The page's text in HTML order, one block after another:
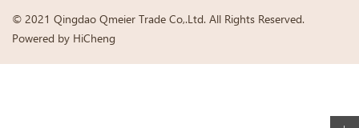
© 2021 Qingdao Qmeier Trade Co,.Ltd. All Rights Reserved.
Powered by HiCheng